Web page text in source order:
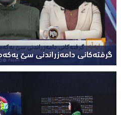
گرفتەکانی دامەزراندنی سێ